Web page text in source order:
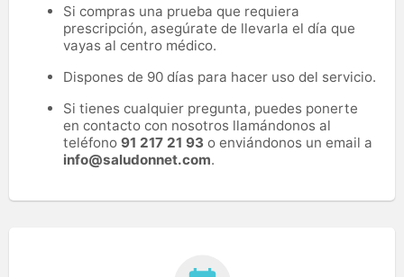
Si compras una prueba que requiera
prescripción, asegúrate de llevarla el día que
vayas al centro médico.
Dispones de 90 días para hacer uso del servicio.
Si tienes cualquier pregunta, puedes ponerte
en contacto con nosotros llamándonos al
teléfono 91 217 21 93 o enviándonos un email a
info@saludonnet.com.